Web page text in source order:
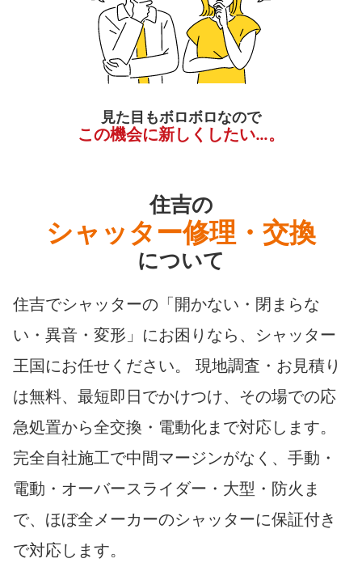
見た目もボロボロなので
この機会に新しくしたい…。
住吉の
シャッター修理・交換
について
住吉でシャッターの「開かない・閉まらな
い・異音・変形」にお困りなら、シャッター
王国にお任せください。 現地調査・お見積り
は無料、最短即日でかけつけ、その場での応
急処置から全交換・電動化まで対応します。
完全自社施工で中間マージンがなく、手動・
電動・オーバースライダー・大型・防火ま
で、ほぼ全メーカーのシャッターに保証付き
で対応します。